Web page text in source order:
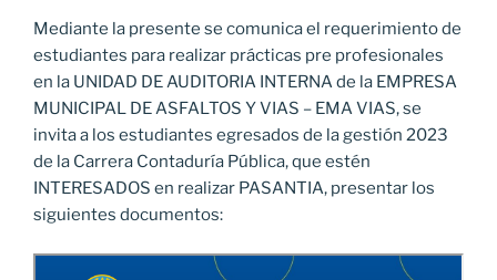
Mediante la presente se comunica el requerimiento de
estudiantes para realizar prácticas pre profesionales
en la UNIDAD DE AUDITORIA INTERNA de la EMPRESA
MUNICIPAL DE ASFALTOS Y VIAS – EMA VIAS, se
invita a los estudiantes egresados de la gestión 2023
de la Carrera Contaduría Pública, que estén
INTERESADOS en realizar PASANTIA, presentar los
siguientes documentos: